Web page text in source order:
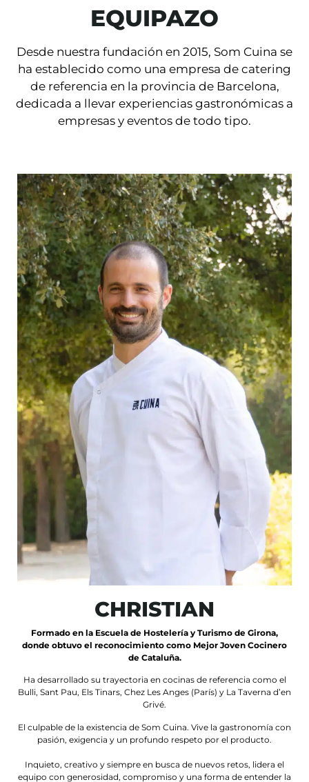
EQUIPAZO
Desde nuestra fundación en 2015, Som Cuina se
ha establecido como una empresa de catering
de referencia en la provincia de Barcelona,
dedicada a llevar experiencias gastronómicas a
empresas y eventos de todo tipo.
CHRISTIAN
Formado en la Escuela de Hostelería y Turismo de Girona,
donde obtuvo el reconocimiento como Mejor Joven Cocinero
de Cataluña.
Ha desarrollado su trayectoria en cocinas de referencia como el
Bulli, Sant Pau, Els Tinars, Chez Les Anges (París) y La Taverna d’en
Grivé.
El culpable de la existencia de Som Cuina. Vive la gastronomía con
pasión, exigencia y un profundo respeto por el producto.
Inquieto, creativo y siempre en busca de nuevos retos, lidera el
equipo con generosidad, compromiso y una forma de entender la